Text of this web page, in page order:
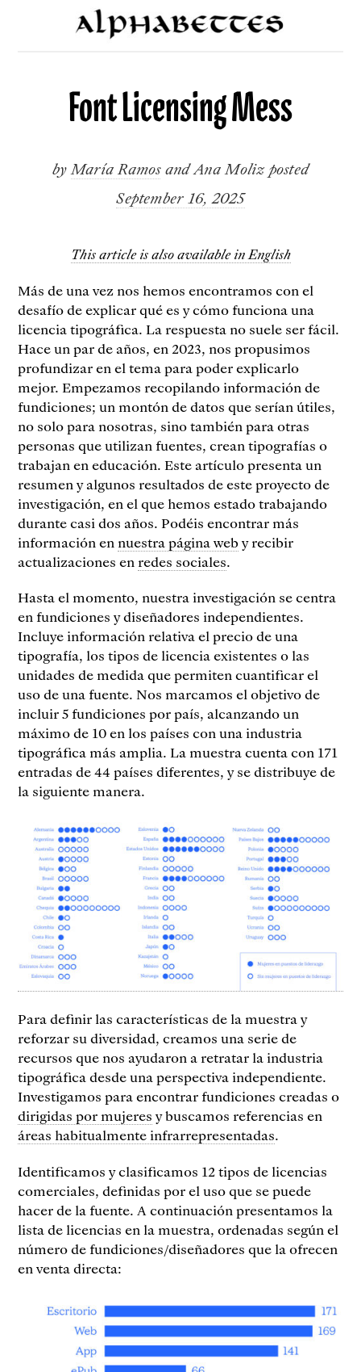
Font Licensing Mess
by María RamosandAna Moliz posted
September 16, 2025
This article is also available in English
Más de una vez nos hemos encontramos con el
desafío de explicar qué es y cómo funciona una
licencia tipográfica. La respuesta no suele ser fácil.
Hace un par de años, en 2023, nos propusimos
profundizar en el tema para poder explicarlo
mejor. Empezamos recopilando información de
fundiciones; un montón de datos que serían útiles,
no solo para nosotras, sino también para otras
personas que utilizan fuentes, crean tipografías o
trabajan en educación. Este artículo presenta un
resumen y algunos resultados de este proyecto de
investigación, en el que hemos estado trabajando
durante casi dos años. Podéis encontrar más
información en nuestra página weby recibir
actualizaciones en redes sociales.
Hasta el momento, nuestra investigación se centra
en fundiciones y diseñadores independientes.
Incluye información relativa el precio de una
tipografía, los tipos de licencia existentes o las
unidades de medida que permiten cuantificar el
uso de una fuente. Nos marcamos el objetivo de
incluir 5 fundiciones por país, alcanzando un
máximo de 10 en los países con una industria
tipográfica más amplia. La muestra cuenta con 171
entradas de 44 países diferentes, y se distribuye de
la siguiente manera.
Para definir las características de la muestra y
reforzar su diversidad, creamos una serie de
recursos que nos ayudaron a retratar la industria
tipográfica desde una perspectiva independiente.
Investigamos para encontrar fundiciones creadas o
dirigidas por mujeres y buscamos referencias en
áreas habitualmente infrarrepresentadas.
Identificamos y clasificamos 12 tipos de licencias
comerciales, definidas por el uso que se puede
hacer de la fuente. A continuación presentamos la
lista de licencias en la muestra, ordenadas según el
número de fundiciones/diseñadores que la ofrecen
en venta directa: